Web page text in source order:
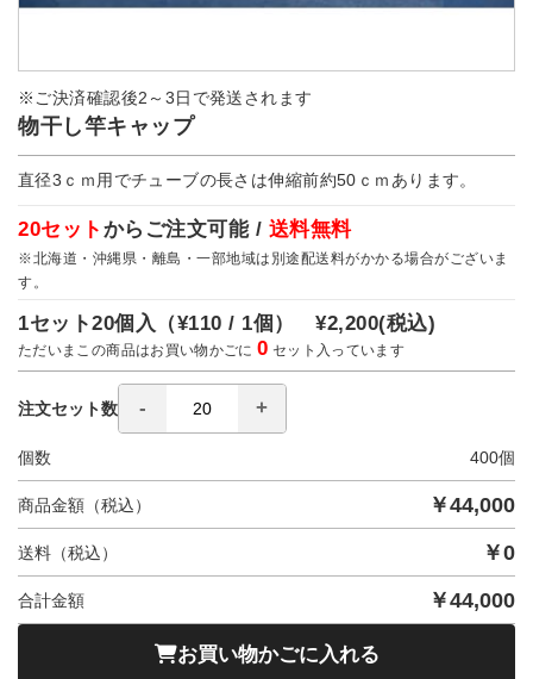
※ご決済確認後2～3日で発送されます
物干し竿キャップ
直径3ｃｍ用でチューブの長さは伸縮前約50ｃｍあります。
20セット からご注文可能 / 送料無料
※北海道・沖縄県・離島・一部地域は別途配送料がかかる場合がございま
す。
1セット20個入（¥110 / 1個）¥2,200(税込)
ただいまこの商品はお買い物かごに0 セット入っています
注文セット数
個数 400個
商品金額（税込） ￥44,000
送料（税込） ￥0
合計金額 ￥44,000
お買い物かごに入れる